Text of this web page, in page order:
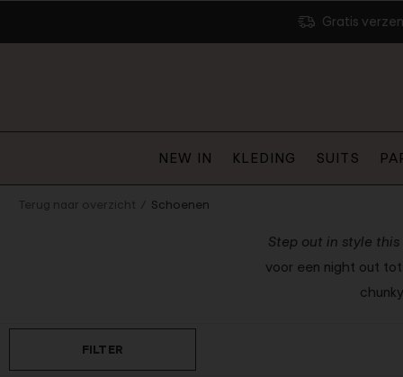
NEW IN KLEDING SUITS
Gratis
Jeans
Broeken
Shorts
Jumpsuits
Terug naar overzicht Schoenen
Step out in style this
voor een night out
FILTER